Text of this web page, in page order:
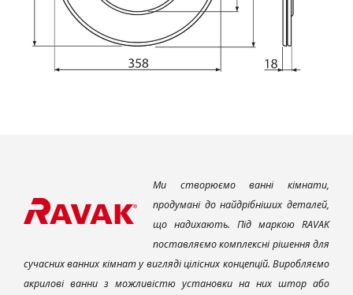
Ми створюємо ванні кімнати,
продумані до найдрібніших деталей,
що надихають. Під маркою RAVAK
поставляємо комплексні рішення для
сучасних ванних кімнат у вигляді цілісних концепцій. Виробляємо
акрилові ванни з можливістю установки на них штор або